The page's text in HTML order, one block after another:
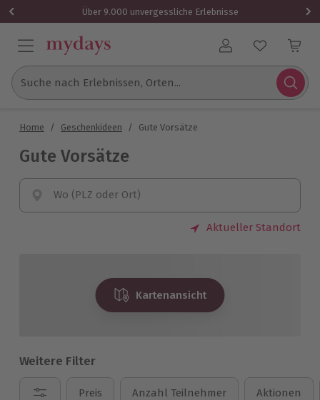
Über 9.000 unvergessliche Erlebnisse
Benutzerkonto
Suche nach Erlebnissen, Orten...
Home / Geschenkideen / Gute Vorsätze
Gute Vorsätze
Wo (PLZ oder Ort)
Aktueller Standort
Kartenansicht
Weitere Filter
Preis Anzahl Teilnehmer Aktionen